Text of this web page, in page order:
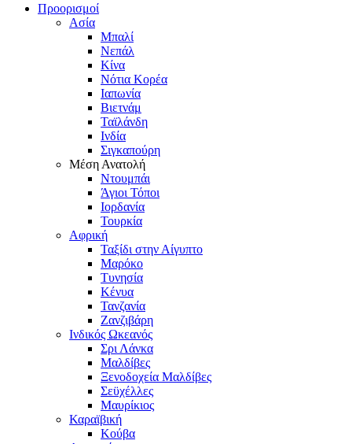
Προορισμοί
Ασία
Μπαλί
Νεπάλ
Κίνα
Νότια Κορέα
Ιαπωνία
Βιετνάμ
Ταϊλάνδη
Ινδία
Σιγκαπούρη
Μέση Ανατολή
Ντουμπάι
Άγιοι Τόποι
Ιορδανία
Τουρκία
Αφρική
Ταξίδι στην Αίγυπτο
Μαρόκο
Τυνησία
Κένυα
Τανζανία
Ζανζιβάρη
Ινδικός Ωκεανός
Σρι Λάνκα
Μαλδίβες
Ξενοδοχεία Μαλδίβες
Σεϋχέλλες
Μαυρίκιος
Καραϊβική
Κούβα